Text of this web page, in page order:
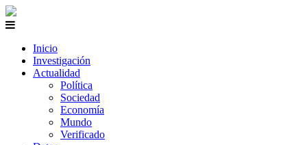
Inicio
Investigación
Actualidad
Política
Sociedad
Economía
Mundo
Verificado